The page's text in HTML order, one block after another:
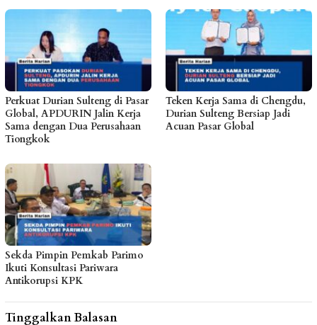
Perkuat Durian Sulteng di Pasar
Global, APDURIN Jalin Kerja
Sama dengan Dua Perusahaan
Tiongkok
Teken Kerja Sama di Chengdu,
Durian Sulteng Bersiap Jadi
Acuan Pasar Global
Sekda Pimpin Pemkab Parimo
Ikuti Konsultasi Pariwara
Antikorupsi KPK
Tinggalkan Balasan